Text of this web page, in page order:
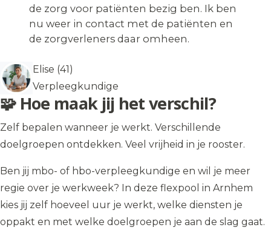
de zorg voor patiënten bezig ben. Ik ben
nu weer in contact met de patiënten en
de zorgverleners daar omheen.
Elise (41)
Verpleegkundige
🧩 Hoe maak jij het verschil?
Zelf bepalen wanneer je werkt. Verschillende
doelgroepen ontdekken. Veel vrijheid in je rooster.
Ben jij mbo- of hbo-verpleegkundige en wil je meer
regie over je werkweek? In deze flexpool in Arnhem
kies jij zelf hoeveel uur je werkt, welke diensten je
oppakt en met welke doelgroepen je aan de slag gaat.